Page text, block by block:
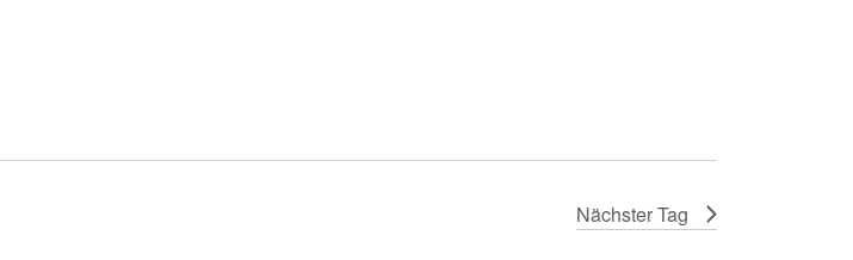
Nächster Tag